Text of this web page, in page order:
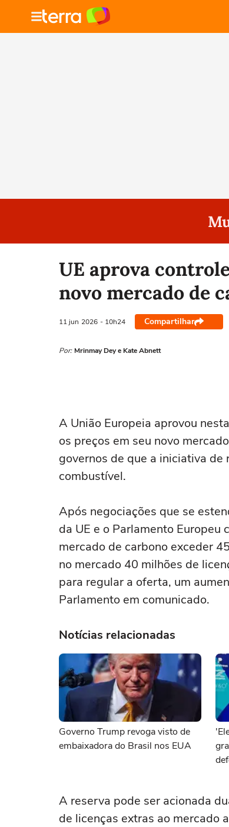
UE aprova
novo mercado de
11 jun 2026 - 10h24 Compartilhar
Por: Mrinmay Dey e Kate Abnett
A União ‌Europeia aprovou
os preços em seu novo
governos de que a iniciativa
combustível.
Após negociações que se
da UE e o Parlamento Europeu
mercado de carbono exceder
no mercado 40 milhões de
para ‌regular a oferta, um
Parlamento em comunicado.
Notícias relacionadas
Governo Trump revoga visto de
embaixadora do Brasil nos EUA
A reserva pode ser acionada
de licenças extras ao mercado